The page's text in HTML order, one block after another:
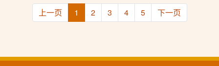
上一页 1 2 3 4 5 下一页